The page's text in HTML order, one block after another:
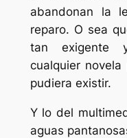
abandonan la
reparo. O sea
tan exigente
cualquier
pudiera existir.
Y lo del
aguas